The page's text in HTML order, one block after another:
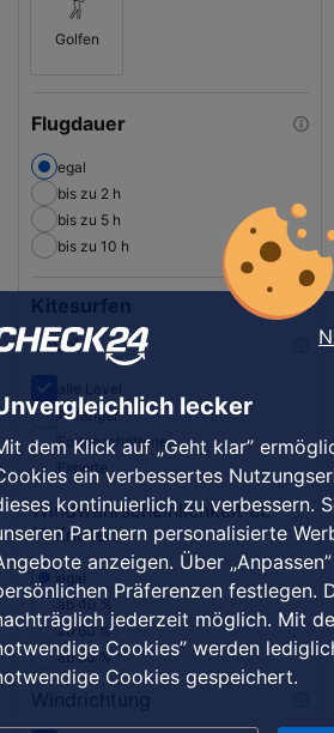
lecker
dem Klick auf „Geht klar”
ein verbessertes
kontinuierlich zu verbessern.
Partnern personalisierte
anzeigen. Über
Präferenzen festlegen.
jederzeit möglich. Mit
Cookies” werden
Cookies gespeichert.
Golfen
Flugdauer
egal
bis zu 2 h
bis zu 5 h
bis zu 10 h
Level
Anfänger
Fortgeschrittener
Experte
Windwahrscheinlichkeit ab
11 Knoten
ab 40 %
ab 60 %
ab 80 %